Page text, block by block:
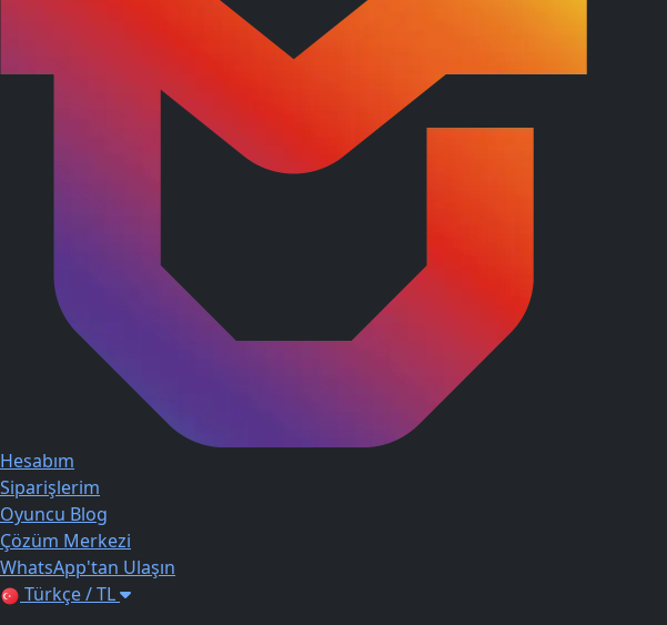
Hesabım
Siparişlerim
Oyuncu Blog
Çözüm Merkezi
WhatsApp'tan Ulaşın
Türkçe / TL